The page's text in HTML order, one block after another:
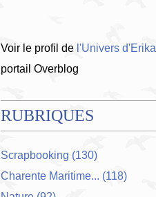
Voir le profil de l'Univers d'Erika
portail Overblog
RUBRIQUES
Scrapbooking (130)
Charente Maritime... (118)